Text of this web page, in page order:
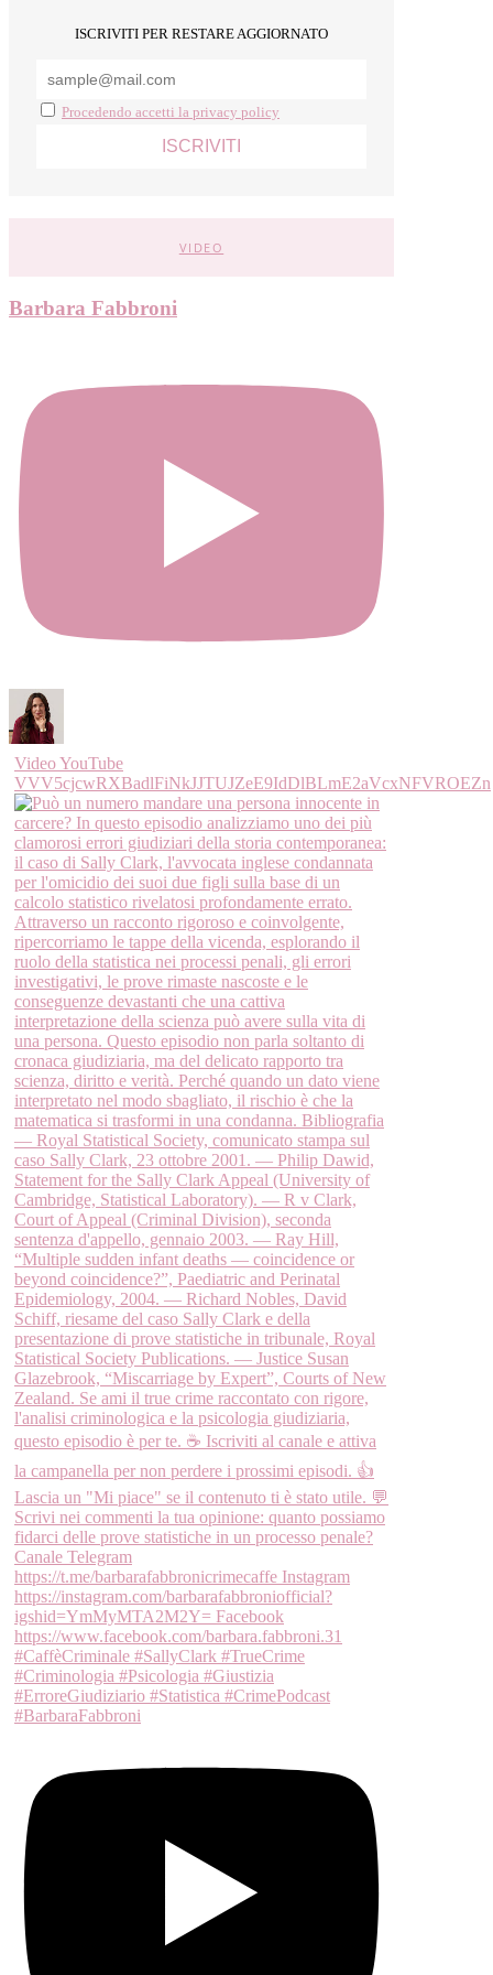
ISCRIVITI PER RESTARE AGGIORNATO
Procedendo accetti la privacy policy
VIDEO
Barbara Fabbroni
Video YouTube
VVV5cjcwRXBadlFiNkJJTUJZeE9IdDlBLmE2aVcxNFVROEZn